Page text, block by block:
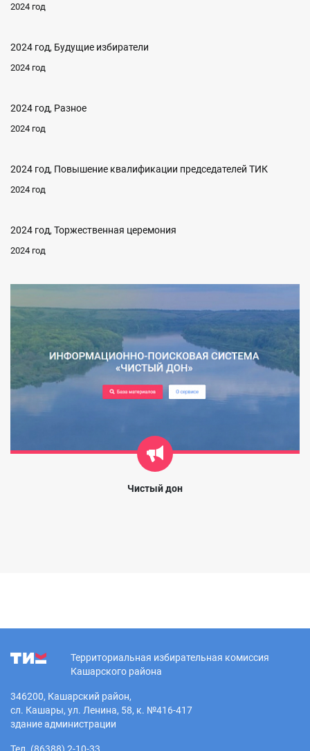
2024 год
2024 год, Будущие избиратели
2024 год
2024 год, Разное
2024 год
2024 год, Повышение квалификации председателей ТИК
2024 год
2024 год, Торжественная церемония
2024 год
Чистый дон
Территориальная избирательная комиссия
Кашарского района
346200, Кашарский район,
сл. Кашары, ул. Ленина, 58, к. №416-417
здание администрации